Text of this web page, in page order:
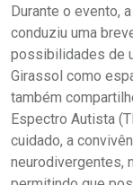
Durante o evento,
conduziu uma
possibilidades de
Girassol como
também
Espectro Autista
cuidado, a
neurodivergentes,